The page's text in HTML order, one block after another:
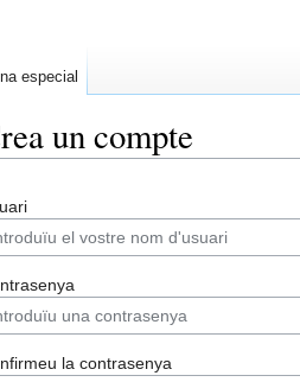
un compte
la contrasenya
especial